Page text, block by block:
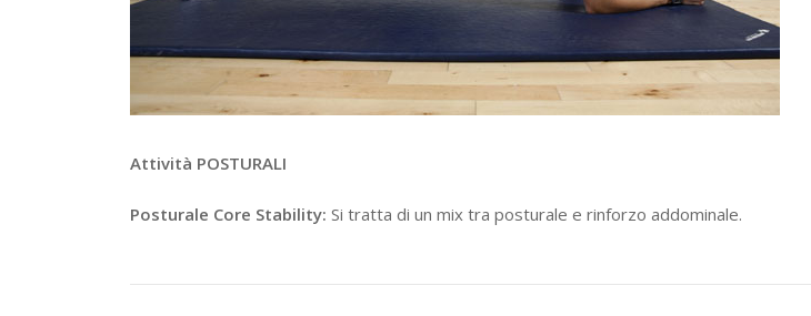
Attività POSTURALI
Posturale Core Stability: Si tratta di un mix tra posturale e rinforzo addominale.